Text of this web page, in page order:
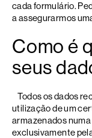
cada formulário.
a assegurarmos
Como é
seus
Todos os dados
utilização de um
armazenados
exclusivamente